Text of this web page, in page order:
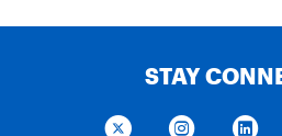
STAY